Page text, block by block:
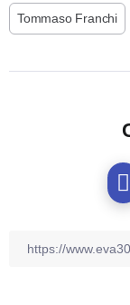
Tommaso Franchi